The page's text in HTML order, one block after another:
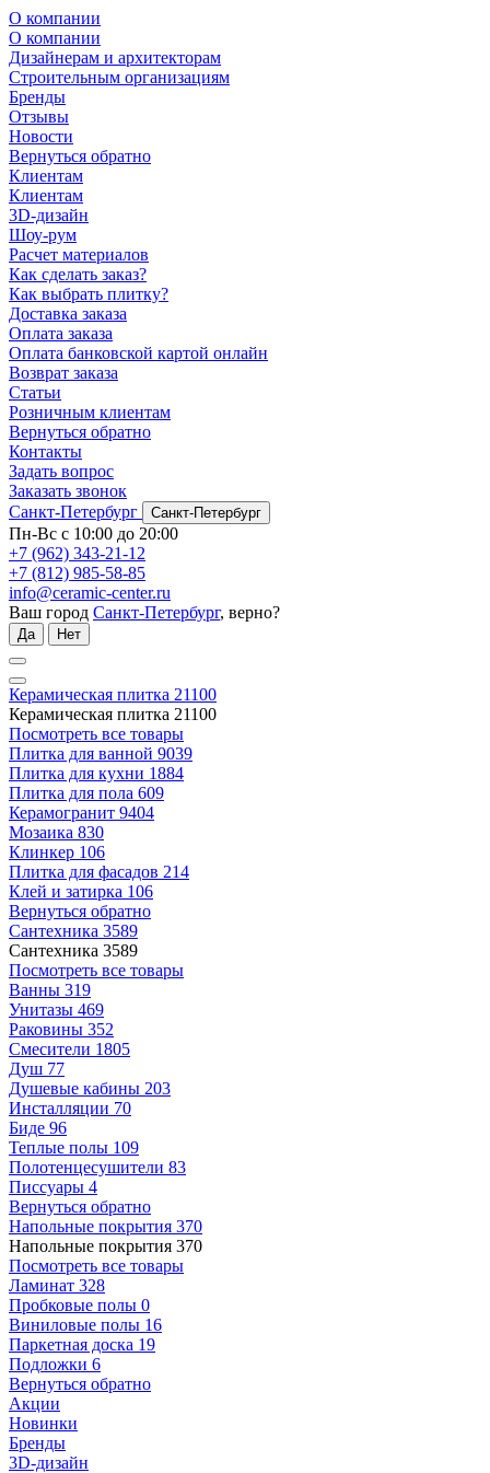
О компании
О компании
Дизайнерам и архитекторам
Строительным организациям
Бренды
Отзывы
Новости
Вернуться обратно
Клиентам
Клиентам
3D-дизайн
Шоу-рум
Расчет материалов
Как сделать заказ?
Как выбрать плитку?
Доставка заказа
Оплата заказа
Оплата банковской картой онлайн
Возврат заказа
Статьи
Розничным клиентам
Вернуться обратно
Контакты
Задать вопрос
Заказать звонок
Санкт-Петербург
Санкт-Петербург
Пн-Вс с 10:00 до 20:00
+7 (962) 343-21-12
+7 (812) 985-58-85
info@ceramic-center.ru
Ваш город Санкт-Петербург, верно?
Да Нет
Керамическая плитка 21100
Керамическая плитка 21100
Посмотреть все товары
Плитка для ванной 9039
Плитка для кухни 1884
Плитка для пола 609
Керамогранит 9404
Мозаика 830
Клинкер 106
Плитка для фасадов 214
Клей и затирка 106
Вернуться обратно
Сантехника 3589
Сантехника 3589
Посмотреть все товары
Ванны 319
Унитазы 469
Раковины 352
Смесители 1805
Душ 77
Душевые кабины 203
Инсталляции 70
Биде 96
Теплые полы 109
Полотенцесушители 83
Писсуары 4
Вернуться обратно
Напольные покрытия 370
Напольные покрытия 370
Посмотреть все товары
Ламинат 328
Пробковые полы 0
Виниловые полы 16
Паркетная доска 19
Подложки 6
Вернуться обратно
Акции
Новинки
Бренды
3D-дизайн